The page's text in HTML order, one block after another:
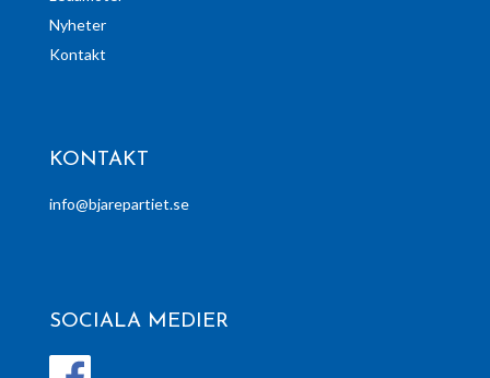
Nyheter
Kontakt
KONTAKT
info@bjarepartiet.se
SOCIALA MEDIER